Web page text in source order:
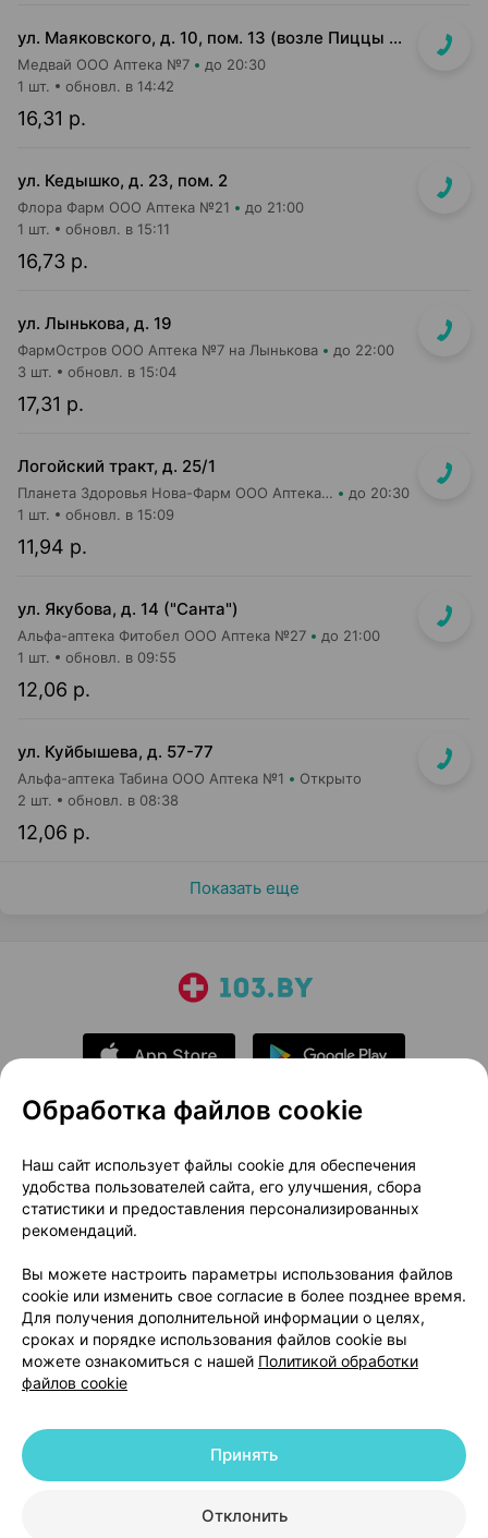
ул. Маяковского, д. 10, пом. 13 (возле Пиццы Мании)
Медвай ООО Аптека №7 до 20:30
16,31 р.
1 шт. обновл. в 14:42
ул. Кедышко, д. 23, пом. 2
Флора Фарм ООО Аптека №21 до 21:00
16,73 р.
1 шт. обновл. в 15:11
ул. Лынькова, д. 19
ФармОстров ООО Аптека №7 на Лынькова до 22:00
17,31 р.
3 шт. обновл. в 15:04
Логойский тракт, д. 25/1
Планета Здоровья Нова-Фарм ООО Аптека №1 до 20:30
11,94 р.
1 шт. обновл. в 15:09
ул. Якубова, д. 14 ("Санта")
Альфа-аптека Фитобел ООО Аптека №27 до 21:00
12,06 р.
1 шт. обновл. в 09:55
ул. Куйбышева, д. 57-77
Альфа-аптека Табина ООО Аптека №1 Открыто
12,06 р.
2 шт. обновл. в 08:38
Показать еще
О проекте
Новости проекта
Размещение рекламы
Медицинский маркетинг
Публичный договор
Доставка
Способы оплаты
Вакансии
Партнеры
Написать руководителю 103.by
Написать в поддержку
Персональные настройки Cookie
© 2026 ООО «Артокс Лаб», УНП 191700409 | 220012, Республика Беларусь,
+375 291212755
Обработка файлов cookie
Наш сайт использует файлы cookie для обеспечения
удобства пользователей сайта, его улучшения, сбора
статистики и предоставления персонализированных
рекомендаций.
Вы можете настроить параметры использования файлов
cookie или изменить свое согласие в более позднее время.
Для получения дополнительной информации о целях,
сроках и порядке использования файлов cookie вы
можете ознакомиться с нашей Политикой обработки
файлов cookie
Отклонить
Принять